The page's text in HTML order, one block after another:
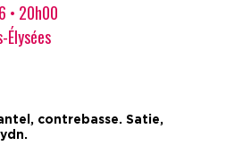
• 20h00
Élysées
contrebasse. Satie,